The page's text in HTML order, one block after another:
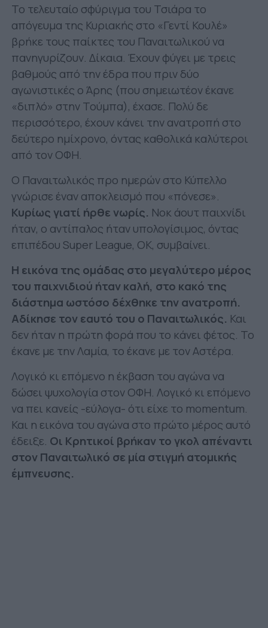
Το τελευταίο σφύριγμα του Τσιάρα το
απόγευμα της Κυριακής στο «Γεντί Κουλέ»
βρήκε τους παίκτες του Παναιτωλικού να
πανηγυρίζουν. Δίκαια. Έχουν φύγει με τρεις
βαθμούς από την έδρα που πριν δύο
αγωνιστικές ο Άρης (που σημειωτέον έκανε
«διπλό» στην Τούμπα), έχασε. Πολύ δε
περισσότερο, έχουν κάνει την ανατροπή στο
δεύτερο ημίχρονο, όντας καθολικά καλύτεροι
από τον ΟΦΗ.
Ο Παναιτωλικός προ ημερών στο Κύπελλο
γνώρισε έναν αποκλεισμό που «πόνεσε».
Κυρίως γιατί ήρθε νωρίς. Νοκ άουτ παιχνίδι
ήταν, ο αντίπαλος ήταν υπολογίσιμος, όντας
επιπέδου Super League, ΟΚ, συμβαίνει.
Η εικόνα της ομάδας στο μεγαλύτερο μέρος
του παιχνιδιού ήταν καλή, στο κακό της
διάστημα ωστόσο δέχθηκε την ανατροπή.
Αδίκησε τον εαυτό του ο Παναιτωλικός. Και
δεν ήταν η πρώτη φορά που το κάνει φέτος. Το
έκανε με την Λαμία, το έκανε με τον Αστέρα.
Λογικό κι επόμενο η έκβαση του αγώνα να
δώσει ψυχολογία στον ΟΦΗ. Λογικό κι επόμενο
να πει κανείς -εύλογα- ότι είχε το momentum.
Και η εικόνα του αγώνα στο πρώτο μέρος αυτό
έδειξε. Οι Κρητικοί βρήκαν το γκολ απέναντι
στον Παναιτωλικό σε μία στιγμή ατομικής
έμπνευσης.